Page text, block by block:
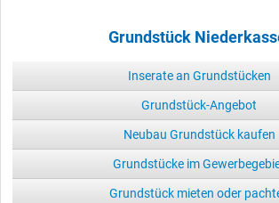
Grundstück
Inserate an Grundstücken
Grundstück-Angebot
Neubau Grundstück kaufen
Grundstücke im
Grundstück mieten oder